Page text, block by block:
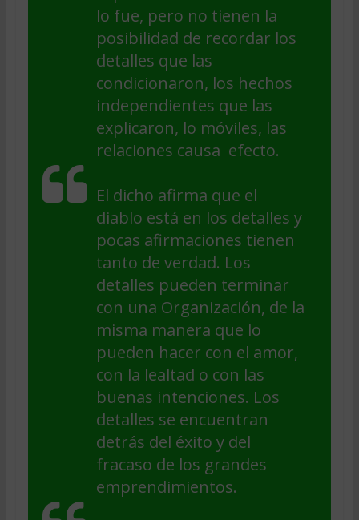
lo fue, pero no tienen la
posibilidad de recordar los
detalles que las
condicionaron, los hechos
independientes que las
explicaron, lo móviles, las
relaciones causa  efecto.
El dicho afirma que el
diablo está en los detalles y
pocas afirmaciones tienen
tanto de verdad. Los
detalles pueden terminar
con una Organización, de la
misma manera que lo
pueden hacer con el amor,
con la lealtad o con las
buenas intenciones. Los
detalles se encuentran
detrás del éxito y del
fracaso de los grandes
emprendimientos.